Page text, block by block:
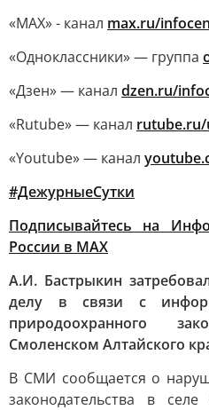
«MAX» - канал max.ru/
«Одноклассники» — группа
«Дзен» — канал dzen.ru/
«Rutube» — канал
«Youtube» — канал
#ДежурныеСутки
Подписывайтесь на
России в MAХ
А.И. Бастрыкин
делу в связи с
природоохранного
Смоленском Алтайского
В СМИ сообщается о
законодательства в